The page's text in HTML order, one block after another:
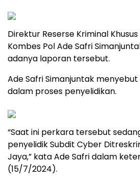
Direktur Reserse Kriminal
Kombes Pol Ade Safri
adanya laporan tersebut.
Ade Safri Simanjuntak menyebut
dalam proses penyelidikan.
“Saat ini perkara tersebut
penyelidik Subdit Cyber
Jaya,” kata Ade Safri dalam
(15/7/2024).